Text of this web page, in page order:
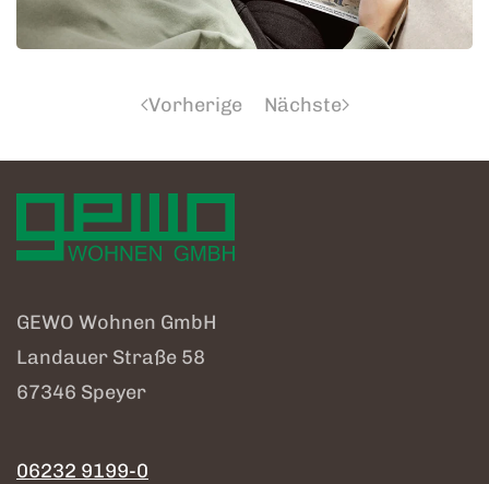
Vorherige Nächste
GEWO Wohnen GmbH
Landauer Straße 58
67346 Speyer
06232 9199-0